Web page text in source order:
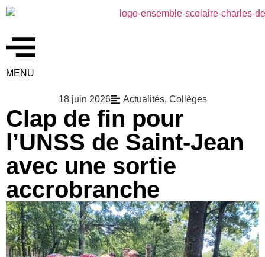
MENU
18 juin 2026 Actualités, Collèges
Clap de fin pour
l’UNSS de Saint-Jean
avec une sortie
accrobranche